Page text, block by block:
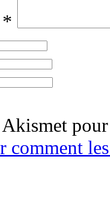
*
comment